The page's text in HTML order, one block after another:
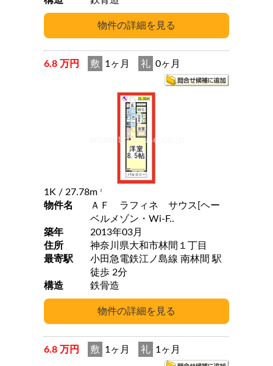
6.8 万円 敷 1ヶ月 礼 0ヶ月
1K / 27.78m 2
物件名
ＡＦ ラフィネ サウス[ヘー
ベルメゾン・Wi-F..
築年
2013年03月
住所
神奈川県大和市林間１丁目
最寄駅
小田急電鉄江ノ島線 南林間 駅
徒歩 2分
構造
鉄骨造
6.8 万円 敷 1ヶ月 礼 1ヶ月